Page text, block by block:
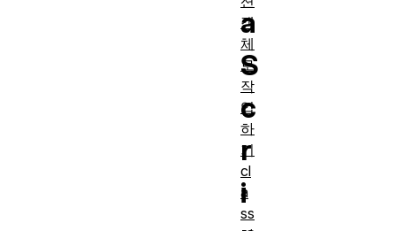
a
S
c
r
i
객
체
로
작
업
하
기
cl
a
ss